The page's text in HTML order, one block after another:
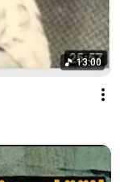
13:00